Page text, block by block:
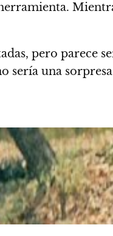
pero parece
sería una